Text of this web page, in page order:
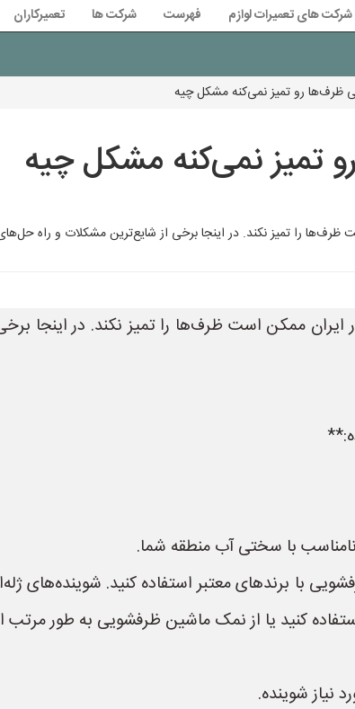
های تعمیرات لوازم فهرست شرکت ها تعمیرکاران
ظرف‌ها رو تمیز نمی‌کنه مشکل چیه
تمیز نمی‌کنه مشکل چیه
نکند. در اینجا برخی از شایع‌ترین مشکلات و راه حل‌های آنها آورده شده
ممکن است ظرف‌ها را تمیز نکند. در اینجا
با سختی آب منطقه شما.
با برندهای معتبر استفاده کنید. شوینده‌های
یا از نمک ماشین ظرفشویی به طور مرتب
نیاز شوینده.